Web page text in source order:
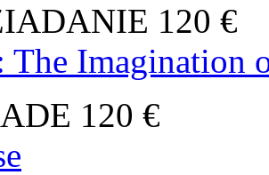
120 €
The Imagination
120 €